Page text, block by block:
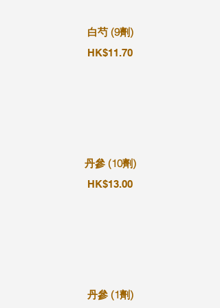
白芍 (9劑)
HK$11.70
丹參 (10劑)
HK$13.00
丹參 (1劑)